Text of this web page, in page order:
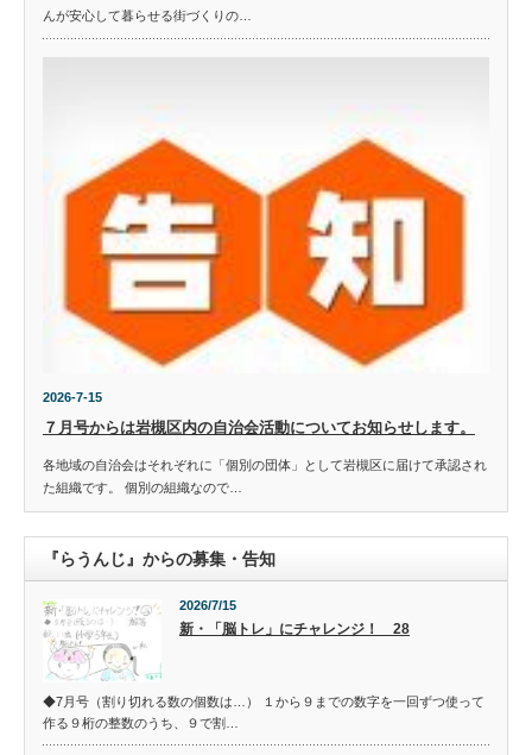
んが安心して暮らせる街づくりの…
2026-7-15
７月号からは岩槻区内の自治会活動についてお知らせします。
各地域の自治会はそれぞれに「個別の団体」として岩槻区に届けて承認され
た組織です。 個別の組織なので…
『らうんじ』からの募集・告知
2026/7/15
新・「脳トレ」にチャレンジ！ 28
◆7月号（割り切れる数の個数は…） １から９までの数字を一回ずつ使って
作る９桁の整数のうち、９で割…